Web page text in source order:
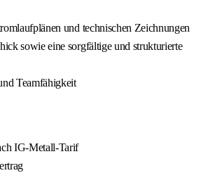
und technischen Zeichnungen
sowie eine sorgfältige und strukturierte
Teamfähigkeit
IG-Metall-Tarif